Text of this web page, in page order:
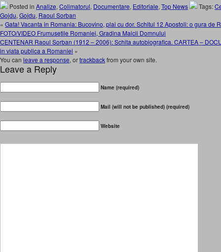
Posted in Analize, Colimatorul, Documentare, Editoriale, Top News Tags:
Gojdu, Gojdu, Raoul Sorban
« Gata! Vacanta in Romania: Bucovino, plai cu dor. Schitul 12 Apostoli: o gura de
FOTO/VIDEO Frumusetile Romaniei, Gradina Maicii Domnului
CENTENAR Raoul Sorban (1912 – 2006): Schita autobiografica. CARTEA –
in viata publica a Romaniei »
You can leave a response, ortrackbackfrom your own site.
Leave a Reply
Name (required)
Mail (will not be published) (required)
Website